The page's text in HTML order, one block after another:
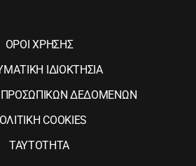
ΟΡΟΙ ΧΡΗΣΗΣ
ΙΔΙΟΚΤΗΣΙΑ
ΠΡΟΣΩΠΙΚΩΝ ΔΕΔΟΜΕΝΩΝ
COOKIES
ΤΑΥΤΟΤΗΤΑ